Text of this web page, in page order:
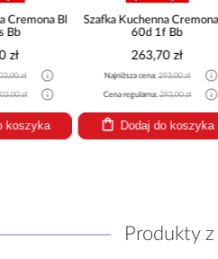
Szafka Kuchenna Cremona Bl
Najniższa cena: 293,00 zł
Cena regularna: 293,00 zł
Dodaj do koszyka
Szafka
Cena
Produkty